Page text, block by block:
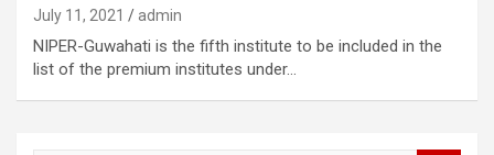
July 11, 2021 admin
NIPER-Guwahati is the fifth institute to be included in the
list of the premium institutes under…